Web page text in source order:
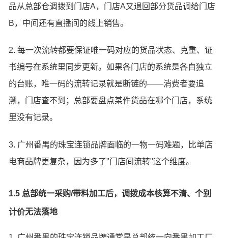
品从总部仓调拨到门店A，门店A又退回部分货品调给门店
B，中间还有直播间的线上销售。
2. 每一次流转都要保证唯一码对应的货品状态、克重、证
书编号在系统里同步更新。如果各门店的系统是各自独立
的台账，唯一码的流转记录就是断链的——消费者要追
溯，门店查不到；总部要盘点某件货品在哪个门店，系统
里没有记录。
3. 广州番禺的珠宝连锁品牌面临的一物一码难题，比单店
电商品牌更复杂，因为多了"门店间流转"这个维度。
1.5 总部统一采购/带料加工后，调拨成本核算不清、个别
计价无法落地